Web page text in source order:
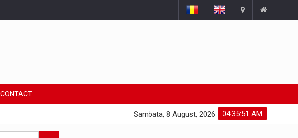
CONTACT
04:35:52 AM
Sambata, 8 August, 2026